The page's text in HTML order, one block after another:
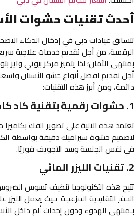
أحدث تقنيات حشوات
تتسابق عيادات دبي في إدخال الذكاء
الرقمية، من أجل تقديم خدمات علاجية
بمنتهى الأمان؛ لذا يتميز مركز بيوتي وايز
أجل تقديم افضل أنواع حشو الأسنان
دائمة، ومن أبرز هذه التقنيات:
1. حشوات رقمية بتقنية كاد كام
تعتمد هذه الآلية على تصوير الفك بكاميرا
لتصميم حشوة سيراميك دقيقة بواسطة
في نفس الجلسة وسد التجويف فوريًا.
2. تقنيات الليزر المائي
تتيح هذه التكنولوجيا تنظيف تسوس
الحفر التقليدية المزعجة، حيث يعمل الليزر
بـمنتهى الهدوء ودون إحداث ألم داخل